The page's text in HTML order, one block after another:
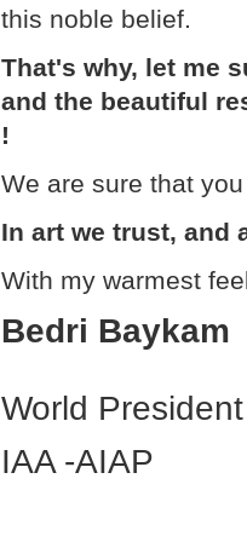
this noble belief.
That's why, let me
and the beautiful
!
We are sure that
In art we trust, and
With my warmest
Bedri Baykam
World President
IAA -AIAP